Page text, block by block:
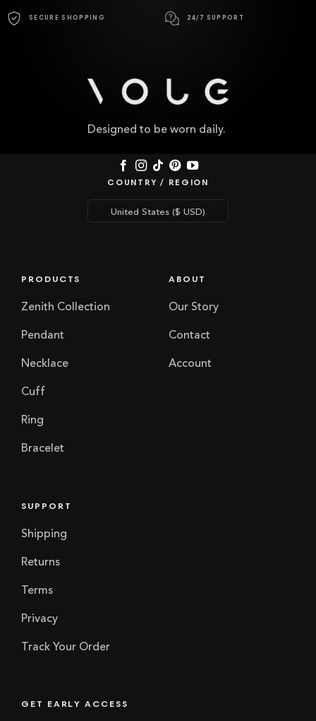
SECURE SHOPPING 24/7 SUPPORT
Designed to be worn daily.
COUNTRY / REGION
PRODUCTS
Zenith Collection
Pendant
Necklace
Cuff
Ring
Bracelet
ABOUT
Our Story
Contact
Account
SUPPORT
Shipping
Returns
Terms
Privacy
Track Your Order
GET EARLY ACCESS